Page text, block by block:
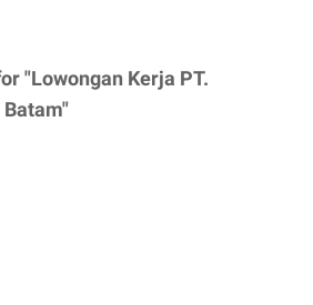
"Lowongan Kerja PT.